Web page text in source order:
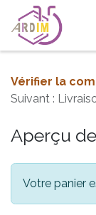
Se rendre au
Vérifier la
Suivant :
Aperçu
Votre panier